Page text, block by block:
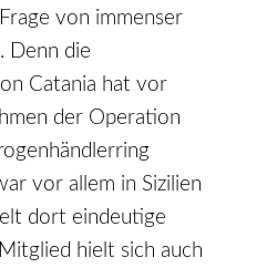
von immenser
Denn die
Catania hat vor
der Operation
vor allem in Sizilien
dort eindeutige
hielt sich auch